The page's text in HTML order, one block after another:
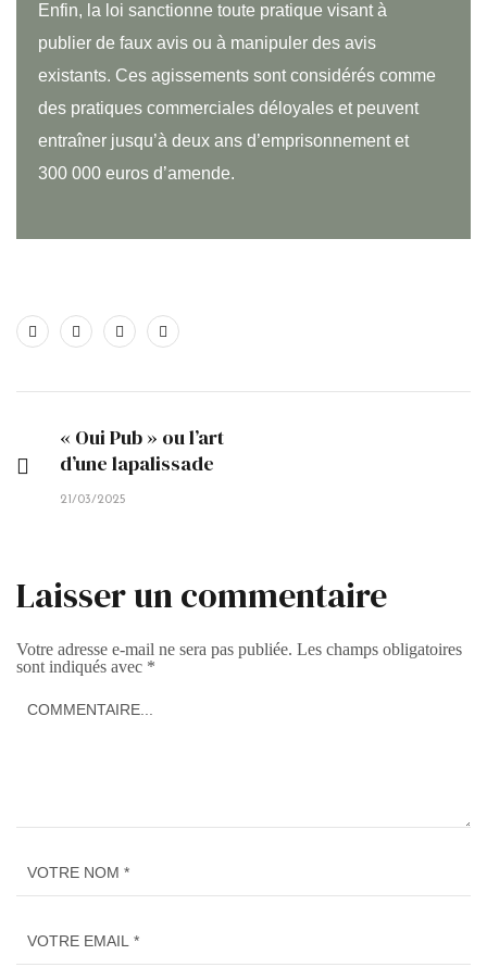
Enfin, la loi sanctionne toute pratique visant à
publier de faux avis ou à manipuler des avis
existants. Ces agissements sont considérés comme
des pratiques commerciales déloyales et peuvent
entraîner jusqu’à deux ans d’emprisonnement et
300 000 euros d’amende.
« Oui Pub » ou l’art
d’une lapalissade
21/03/2025
Laisser un commentaire
Votre adresse e-mail ne sera pas publiée. Les champs obligatoires
sont indiqués avec *